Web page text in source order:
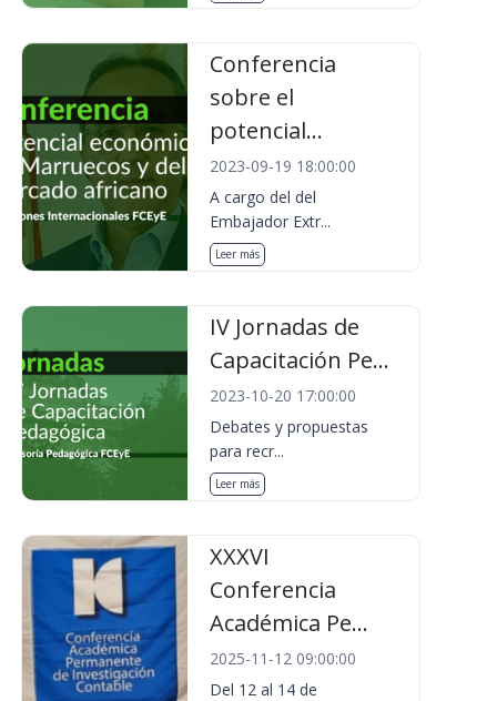
Conferencia
sobre el
potencial...
2023-09-19 18:00:00
A cargo del del
Embajador Extr...
Leer más
IV Jornadas de
Capacitación Pe...
2023-10-20 17:00:00
Debates y propuestas
para recr...
Leer más
XXXVI
Conferencia
Académica Pe...
2025-11-12 09:00:00
Del 12 al 14 de